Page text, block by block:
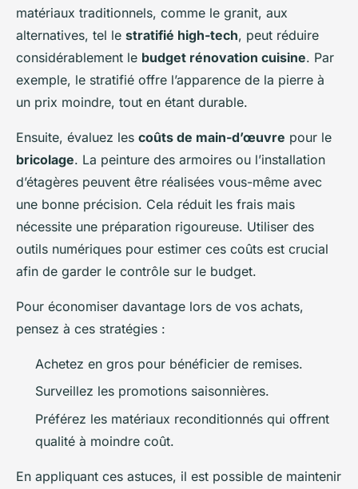
matériaux traditionnels, comme le granit, aux
alternatives, tel le stratifié high-tech, peut réduire
considérablement le budget rénovation cuisine. Par
exemple, le stratifié offre l’apparence de la pierre à
un prix moindre, tout en étant durable.
Ensuite, évaluez les coûts de main-d’œuvre pour le
bricolage. La peinture des armoires ou l’installation
d’étagères peuvent être réalisées vous-même avec
une bonne précision. Cela réduit les frais mais
nécessite une préparation rigoureuse. Utiliser des
outils numériques pour estimer ces coûts est crucial
afin de garder le contrôle sur le budget.
Pour économiser davantage lors de vos achats,
pensez à ces stratégies :
Achetez en gros pour bénéficier de remises.
Surveillez les promotions saisonnières.
Préférez les matériaux reconditionnés qui offrent
qualité à moindre coût.
En appliquant ces astuces, il est possible de maintenir